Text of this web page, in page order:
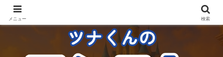
メニュー 検索